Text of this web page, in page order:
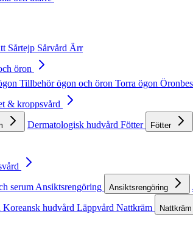
Sårtejp Sårvård Ärr
öron
Tillbehör ögon och öron Torra ögon
& kroppsvård
Dermatologisk hudvård Fötter Fötter
serum Ansiktsrengöring Ansiktsrengöring
Koreansk hudvård Läppvård Nattkräm Nattkräm